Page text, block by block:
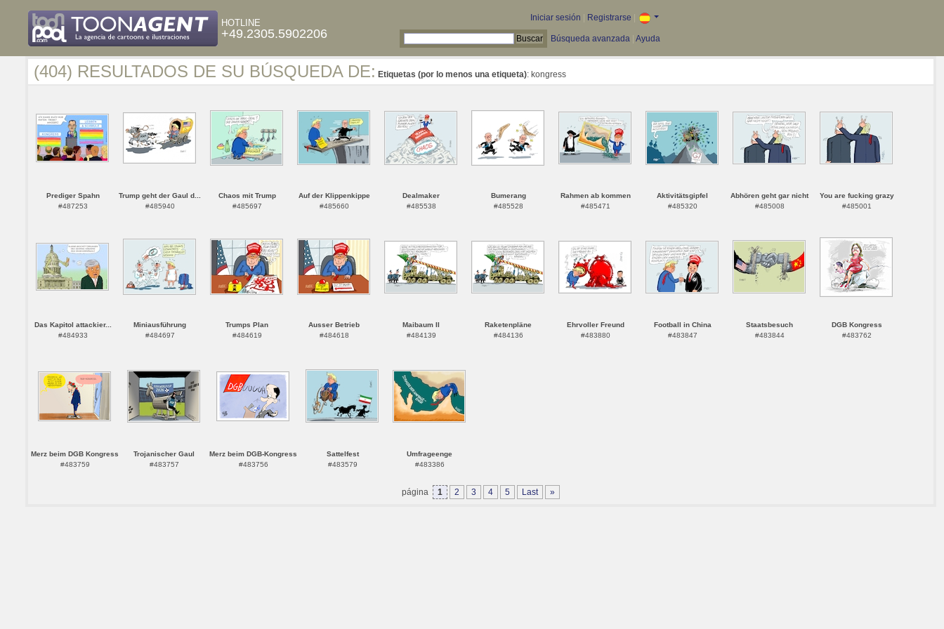
HOTLINE
+49.2305.5902206
Iniciar sesión Registrarse
Búsqueda avanzada Ayuda
(404) RESULTADOS DE SU BÚSQUEDA DE: Etiquetas (por lo menos una etiqueta): kongress
Prediger Spahn
#487253
Trump geht der Gaul d...
#485940
Chaos mit Trump
#485697
Auf der Klippenkippe
#485660
Dealmaker
#485538
Bumerang
#485528
Rahmen ab kommen
#485471
Aktivitätsgipfel
#485320
Abhören geht gar nicht
#485008
You are fucking grazy
#485001
Das Kapitol attackier...
#484933
Miniausführung
#484697
Trumps Plan
#484619
Ausser Betrieb
#484618
Maibaum II
#484139
Raketenpläne
#484136
Ehrvoller Freund
#483880
Football in China
#483847
Staatsbesuch
#483844
DGB Kongress
#483762
Merz beim DGB Kongress
#483759
Trojanischer Gaul
#483757
Merz beim DGB-Kongress
#483756
Sattelfest
#483579
Umfrageenge
#483386
página 1 2 3 4 5 Last »